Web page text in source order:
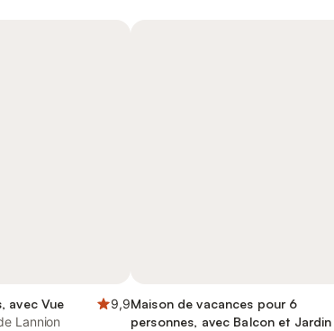
avec Vue
9,9
Lannion
Maison de vacances pour 6
personnes, avec Balcon et Jardin